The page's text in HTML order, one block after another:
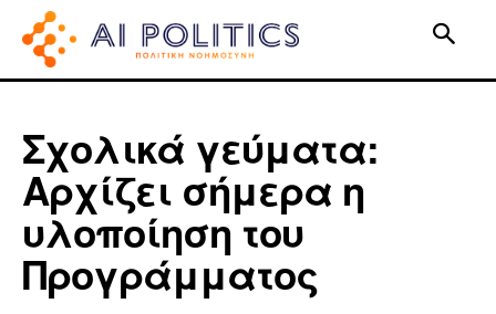
Σχολικά γεύματα:
Αρχίζει σήμερα η
υλοποίηση του
Προγράμματος